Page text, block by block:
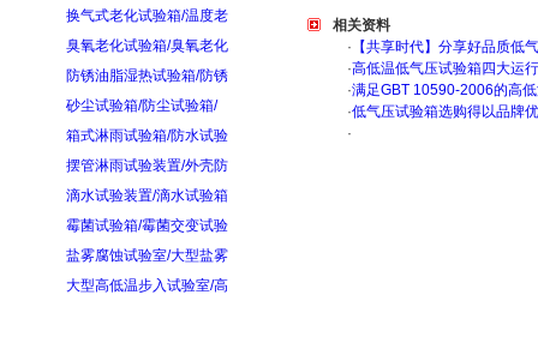
换气式老化试验箱/温度老
臭氧老化试验箱/臭氧老化
防锈油脂湿热试验箱/防锈
砂尘试验箱/防尘试验箱/
箱式淋雨试验箱/防水试验
摆管淋雨试验装置/外壳防
滴水试验装置/滴水试验箱
霉菌试验箱/霉菌交变试验
盐雾腐蚀试验室/大型盐雾
大型高低温步入试验室/高
相关资料
· 【共享时代】分享好品质低
·高低温低气压试验箱四大运
·满足GBT 10590-2006的高
·低气压试验箱选购得以品牌
·